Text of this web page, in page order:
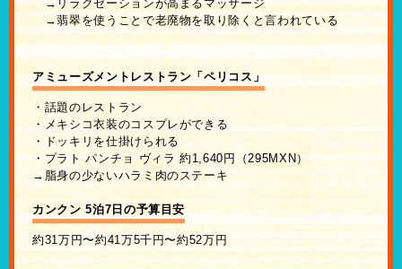
→リラクゼーションが高まるマッサージ
→翡翠を使うことで老廃物を取り除くと言われている
アミューズメントレストラン「ペリコス」
・話題のレストラン
・メキシコ衣装のコスプレができる
・ドッキリを仕掛けられる
・プラト パンチョ ヴィラ 約1,640円（295MXN）
→脂身の少ないハラミ肉のステーキ
カンクン 5泊7日の予算目安
約31万円〜約41万5千円〜約52万円